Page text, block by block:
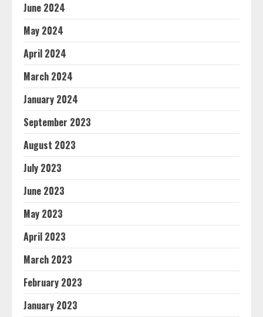
June 2024
May 2024
April 2024
March 2024
January 2024
September 2023
August 2023
July 2023
June 2023
May 2023
April 2023
March 2023
February 2023
January 2023